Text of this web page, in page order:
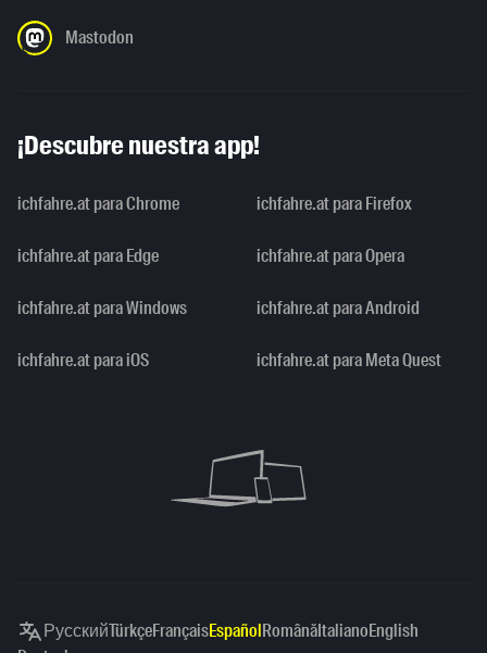
Mastodon
¡Descubre nuestra app!
ichfahre.at para Chrome ichfahre.at para Firefox
ichfahre.at para Edge ichfahre.at para Opera
ichfahre.at para Windows ichfahre.at para Android
ichfahre.at para iOS ichfahre.at para Meta Quest
РусскийTürkçeFrançaisEspañolRomânăItalianoEnglish